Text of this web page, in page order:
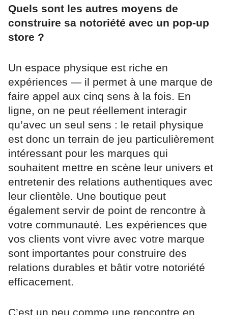
Quels sont les autres moyens de
construire sa notoriété avec un pop-up
store ?
Un espace physique est riche en
expériences — il permet à une marque de
faire appel aux cinq sens à la fois. En
ligne, on ne peut réellement interagir
qu’avec un seul sens : le retail physique
est donc un terrain de jeu particulièrement
intéressant pour les marques qui
souhaitent mettre en scène leur univers et
entretenir des relations authentiques avec
leur clientèle. Une boutique peut
également servir de point de rencontre à
votre communauté. Les expériences que
vos clients vont vivre avec votre marque
sont importantes pour construire des
relations durables et bâtir votre notoriété
efficacement.
C’est un peu comme une rencontre en